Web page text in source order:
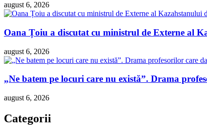
august 6, 2026
Oana Țoiu a discutat cu ministrul de Externe al
august 6, 2026
„Ne batem pe locuri care nu există”. Drama
august 6, 2026
Categorii